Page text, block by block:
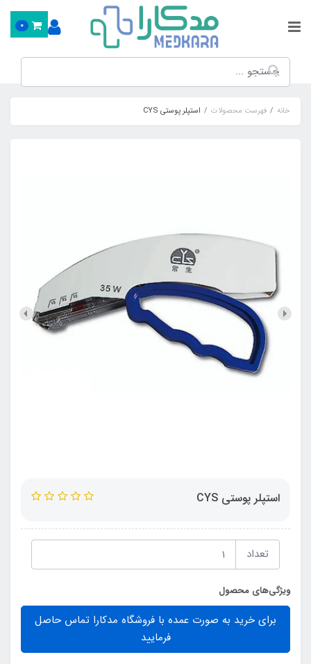
0
خانه فهرست محصولات استپلر پوستي CYS
استپلر پوستي CYS
تعداد
ویژگی‌های محصول
برای خرید به صورت عمده با فروشگاه مدکارا تماس حاصل
فرمایید